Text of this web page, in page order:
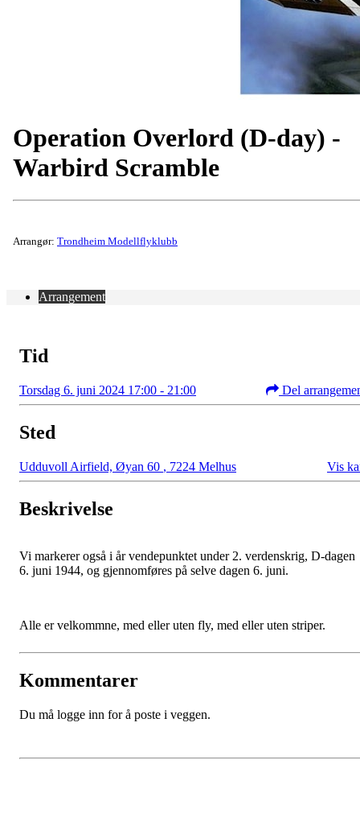
Operation Overlord (D-day) -
Warbird Scramble
Arrangør: Trondheim Modellflyklubb
Arrangement
Tid
Torsdag 6. juni 2024 17:00 - 21:00 Del
Sted
Udduvoll Airfield, Øyan 60 , 7224 Melhus Vis
Beskrivelse
Vi markerer også i år vendepunktet under 2. verdenskrig, D-dagen
6. juni 1944, og gjennomføres på selve dagen 6. juni.
Alle er velkommne, med eller uten fly, med eller uten striper.
Kommentarer
Du må logge inn for å poste i veggen.